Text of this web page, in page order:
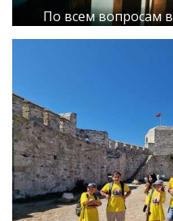
По всем вопросам